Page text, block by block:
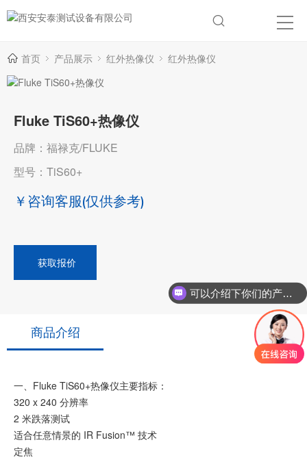
首页 产品展示 红外热像仪 红外热像仪
Fluke TiS60+热像仪
品牌：福禄克/FLUKE
型号：TiS60+
￥咨询客服(仅供参考)
获取报价
商品介绍
一、Fluke TiS60+热像仪主要指标：
320 x 240 分辨率
2 米跌落测试
适合任意情景的 IR Fusion™ 技术
定焦
可以介绍下你们的产品么？